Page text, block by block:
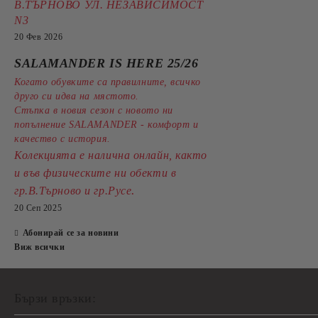
В.ТЪРНОВО УЛ. НЕЗАВИСИМОСТ
N3
20 Фев 2026
SALAMANDER IS HERE 25/26
Когато обувките са правилните, всичко
друго си идва на мястото.
Стъпка в новия сезон с новото ни
попълнение SALAMANDER - комфорт и
качество с история.
Колекцията е налична онлайн, както
и във физическите ни обекти в
гр.В.Търново и гр.Русе.
20 Сеп 2025
Абонирай се за новини
Виж всички